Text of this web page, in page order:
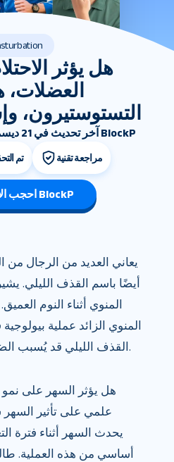
هل يؤثر
التستوستيرون،
آخر تحديث في 21 ديسمبر 2024 | فريق تحرير BlockP
تم مراجعة تقنية
احجب الإباحية مع BlockP
يعاني العديد من الرجال من
أيضًا باسم القذف الليلي.
المنوي أثناء النوم
المنوي الزائد عملية
القذف الليلي قد يُسبب الضعف والإرهاق والخمول.
هل يؤثر السهر على نمو
علمي على تأثير
يحدث السهر أثناء فترة
أساسي من هذه العملية.